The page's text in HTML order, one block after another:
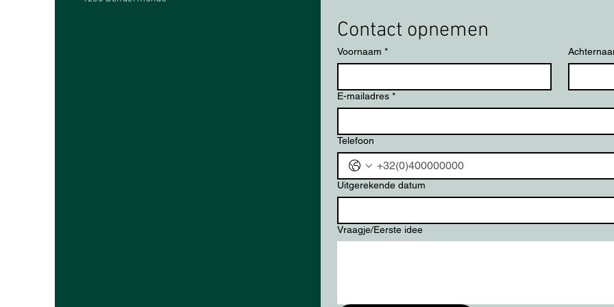
Contact opnemen
Voornaam *
E-mailadres *
Telefoon
Uitgerekende datum
Vraagje/Eerste idee